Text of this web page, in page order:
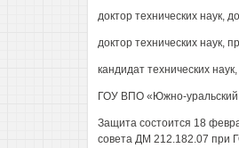
доктор технических наук,
доктор технических наук,
кандидат технических
ГОУ ВПО «Южно-уральский
Защита состоится 18
совета ДМ 212.182.07 при